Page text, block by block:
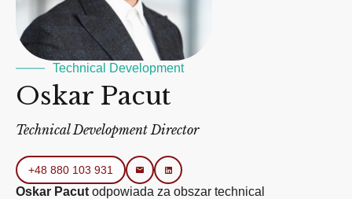
Technical Development
Oskar Pacut
Technical Development Director
+48 880 103 931
Oskar Pacut odpowiada za obszar technical